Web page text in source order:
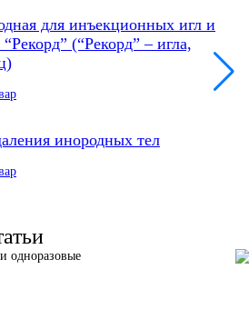
для инъекционных игл и
(“Рекорд” – игла,
инородных тел